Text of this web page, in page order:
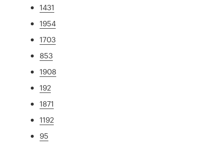
1431
1954
1703
853
1908
192
1871
1192
95